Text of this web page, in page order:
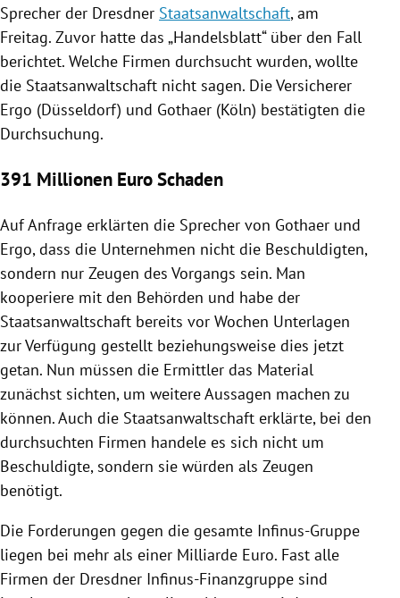
Sprecher der Dresdner Staatsanwaltschaft, am
Freitag. Zuvor hatte das „Handelsblatt“ über den Fall
berichtet. Welche Firmen durchsucht wurden, wollte
die Staatsanwaltschaft nicht sagen. DieVersicherer
Ergo (Düsseldorf) und Gothaer (Köln) bestätigten die
Durchsuchung.
391 Millionen Euro Schaden
Auf Anfrage erklärten die Sprecher von Gothaer und
Ergo, dass die Unternehmen nicht die Beschuldigten,
sondern nur Zeugen des Vorgangs sein. Man
kooperiere mit den Behörden und habe der
Staatsanwaltschaft bereits vor Wochen Unterlagen
zur Verfügung gestellt beziehungsweise dies jetzt
getan. Nun müssen die Ermittler das Material
zunächst sichten, um weitere Aussagen machen zu
können. Auch die Staatsanwaltschaft erklärte, bei den
durchsuchten Firmen handele es sich nicht um
Beschuldigte, sondern sie würden als Zeugen
benötigt.
Die Forderungen gegen die gesamte Infinus-Gruppe
liegen bei mehr als einer Milliarde Euro. Fast alle
Firmen der Dresdner Infinus-Finanzgruppe sind